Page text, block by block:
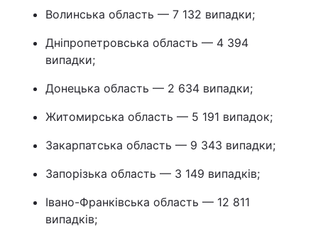
Волинська область — 7 132 випадки;
Дніпропетровська область — 4 394
випадки;
Донецька область — 2 634 випадки;
Житомирська область — 5 191 випадок;
Закарпатська область — 9 343 випадки;
Запорізька область — 3 149 випадків;
Івано-Франківська область — 12 811
випадків;